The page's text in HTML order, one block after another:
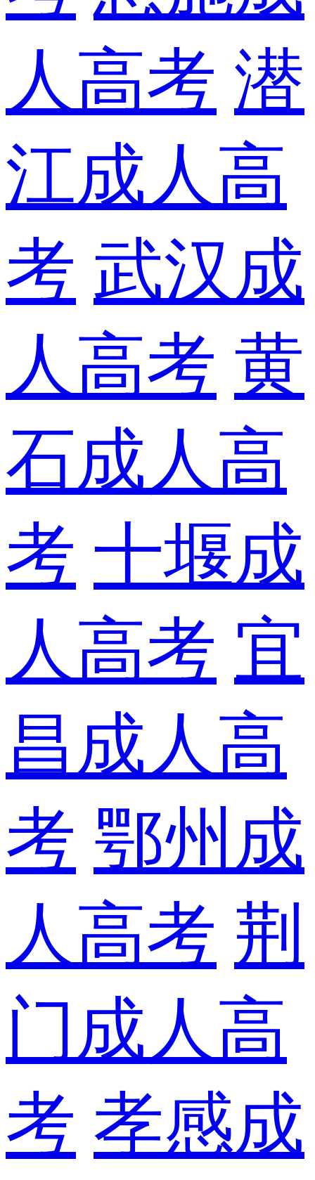
人高考 潜
江成人高
考 武汉成
人高考 黄
石成人高
考 十堰成
人高考 宜
昌成人高
考 鄂州成
人高考 荆
门成人高
考 孝感成